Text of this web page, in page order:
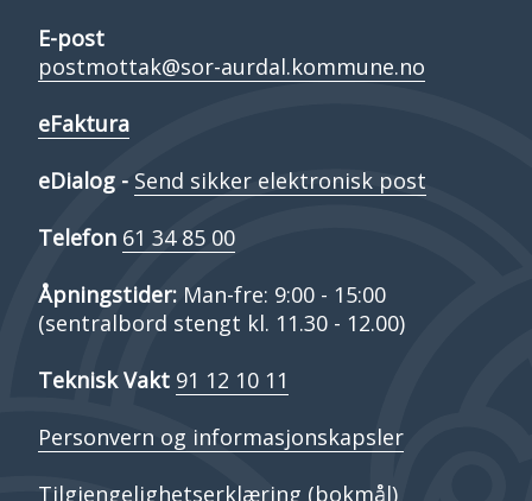
E-post
postmottak@sor-aurdal.kommune.no
eFaktura
eDialog - Send sikker elektronisk post
Telefon 61 34 85 00
Åpningstider: Man-fre: 9:00 - 15:00
(sentralbord stengt kl. 11.30 - 12.00)
Teknisk Vakt 91 12 10 11
Personvern og informasjonskapsler
Tilgjengelighetserklæring (bokmål)